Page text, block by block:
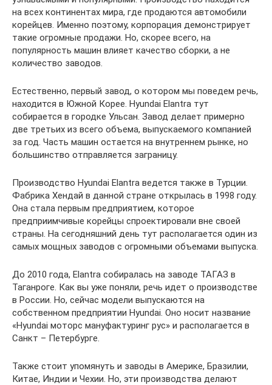
на всех континентах мира, где продаются автомобили
корейцев. Именно поэтому, корпорация демонстрирует
такие огромные продажи. Но, скорее всего, на
популярность машин влияет качество сборки, а не
количество заводов.
Естественно, первый завод, о котором мы поведем речь,
находится в Южной Корее. Hyundai Elantra тут
собирается в городке Ульсан. Завод делает примерно
две третьих из всего объема, выпускаемого компанией
за год. Часть машин остается на внутреннем рынке, но
большинство отправляется заграницу.
Производство Hyundai Elantra ведется также в Турции.
Фабрика Хендай в данной стране открылась в 1998 году.
Она стала первым предприятием, которое
предприимчивые корейцы спроектировали вне своей
страны. На сегодняшний день тут располагается один из
самых мощных заводов с огромными объемами выпуска.
До 2010 года, Elantra собиралась на заводе ТАГАЗ в
Таганроге. Как вы уже поняли, речь идет о производстве
в России. Но, сейчас модели выпускаются на
собственном предприятии Hyundai. Оно носит название
«Hyundai моторс мануфактуринг рус» и располагается в
Санкт – Петербурге.
Также стоит упомянуть и заводы в Америке, Бразилии,
Китае, Индии и Чехии. Но, эти производства делают